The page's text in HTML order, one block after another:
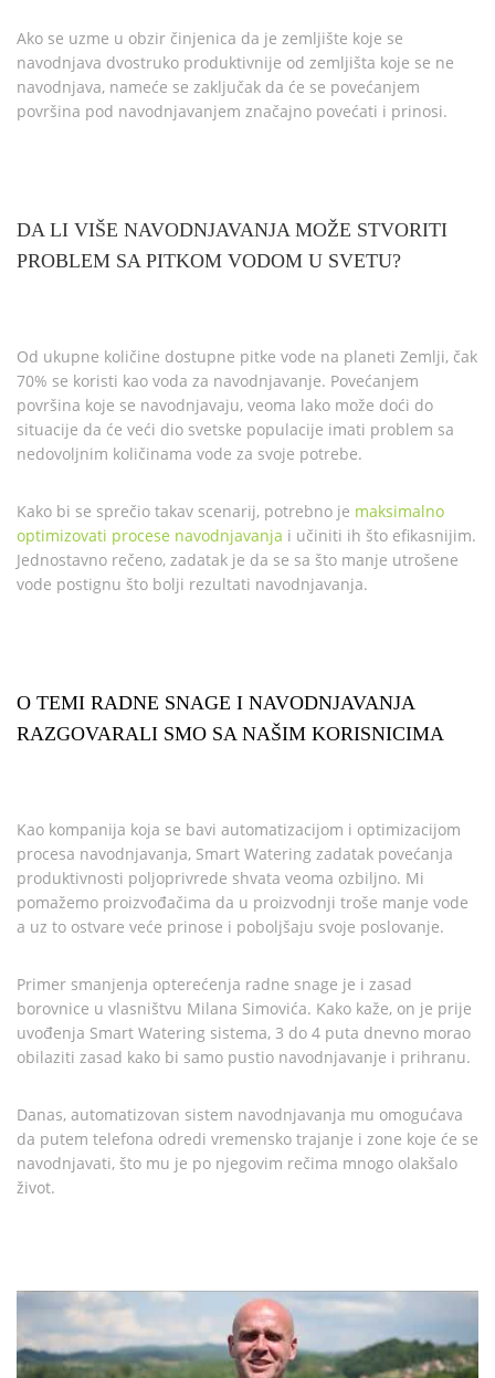
Ako se uzme u obzir činjenica da je zemljište koje se
navodnjava dvostruko produktivnije od zemljišta koje se ne
navodnjava, nameće se zaključak da će se povećanjem
površina pod navodnjavanjem značajno povećati i prinosi.
DA LI VIŠE NAVODNJAVANJA MOŽE STVORITI
PROBLEM SA PITKOM VODOM U SVETU?
Od ukupne količine dostupne pitke vode na planeti Zemlji, čak
70% se koristi kao voda za navodnjavanje. Povećanjem
površina koje se navodnjavaju, veoma lako može doći do
situacije da će veći dio svetske populacije imati problem sa
nedovoljnim količinama vode za svoje potrebe.
Kako bi se sprečio takav scenarij, potrebno je maksimalno
optimizovati procese navodnjavanja i učiniti ih što efikasnijim.
Jednostavno rečeno, zadatak je da se sa što manje utrošene
vode postignu što bolji rezultati navodnjavanja.
O TEMI RADNE SNAGE I NAVODNJAVANJA
RAZGOVARALI SMO SA NAŠIM KORISNICIMA
Kao kompanija koja se bavi automatizacijom i optimizacijom
procesa navodnjavanja, Smart Watering zadatak povećanja
produktivnosti poljoprivrede shvata veoma ozbiljno. Mi
pomažemo proizvođačima da u proizvodnji troše manje vode
a uz to ostvare veće prinose i poboljšaju svoje poslovanje.
Primer smanjenja opterećenja radne snage je i zasad
borovnice u vlasništvu Milana Simovića. Kako kaže, on je prije
uvođenja Smart Watering sistema, 3 do 4 puta dnevno morao
obilaziti zasad kako bi samo pustio navodnjavanje i prihranu.
Danas, automatizovan sistem navodnjavanja mu omogućava
da putem telefona odredi vremensko trajanje i zone koje će se
navodnjavati, što mu je po njegovim rečima mnogo olakšalo
život.